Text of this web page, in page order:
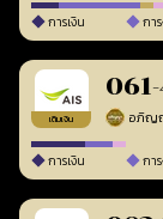
การเงิน กา
เติมเงิน
การเงิน กา